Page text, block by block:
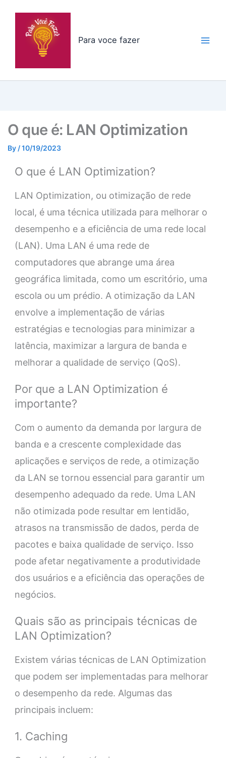
Para voce fazer
O que é: LAN Optimization
By /10/19/2023
O que é LAN Optimization?
LAN Optimization, ou otimização de rede
local, é uma técnica utilizada para melhorar o
desempenho e a eficiência de uma rede local
(LAN). Uma LAN é uma rede de
computadores que abrange uma área
geográfica limitada, como um escritório, uma
escola ou um prédio. A otimização da LAN
envolve a implementação de várias
estratégias e tecnologias para minimizar a
latência, maximizar a largura de banda e
melhorar a qualidade de serviço (QoS).
Por que a LAN Optimization é
importante?
Com o aumento da demanda por largura de
banda e a crescente complexidade das
aplicações e serviços de rede, a otimização
da LAN se tornou essencial para garantir um
desempenho adequado da rede. Uma LAN
não otimizada pode resultar em lentidão,
atrasos na transmissão de dados, perda de
pacotes e baixa qualidade de serviço. Isso
pode afetar negativamente a produtividade
dos usuários e a eficiência das operações de
negócios.
Quais são as principais técnicas de
LAN Optimization?
Existem várias técnicas de LAN Optimization
que podem ser implementadas para melhorar
o desempenho da rede. Algumas das
principais incluem:
1. Caching